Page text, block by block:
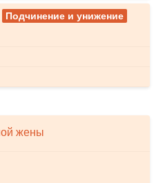
Подчинение и унижение
жены